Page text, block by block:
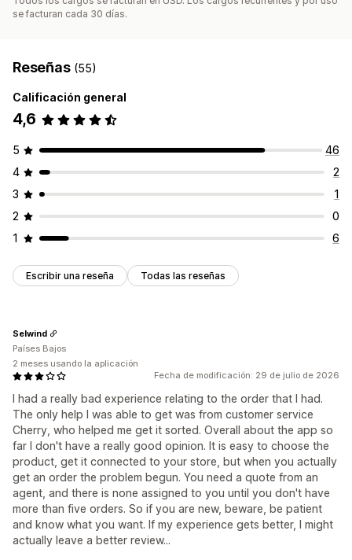
se facturan cada 30 días.
Reseñas (55)
Calificación general
4,6
5
46
4
2
3
1
2
0
1
6
Escribir una reseña Todas las reseñas
Fecha de modificación: 29 de julio de 2026
I had a really bad experience relating to the order that I had.
The only help I was able to get was from customer service
Cherry, who helped me get it sorted. Overall about the app so
far I don't have a really good opinion. It is easy to choose the
product, get it connected to your store, but when you actually
get an order the problem begun. You need a quote from an
agent, and there is none assigned to you until you don't have
more than five orders. So if you are new, beware, be patient
and know what you want. If my experience gets better, I might
actually leave a better review...
Selwind
Países Bajos
2 meses usando la aplicación